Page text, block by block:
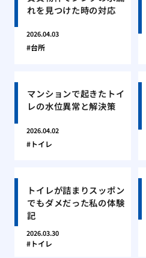
れを見つけた時の対応
2026.04.03
台所
マンションで起きたトイ
レの水位異常と解決策
2026.04.02
トイレ
トイレが詰まりスッポン
でもダメだった私の体験
記
2026.03.30
トイレ